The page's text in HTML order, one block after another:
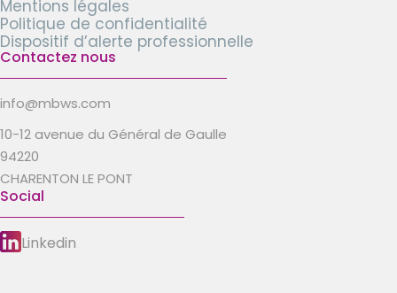
Mentions légales
Politique de confidentialité
Dispositif d’alerte professionnelle
Contactez nous
info@mbws.com
10-12 avenue du Général de Gaulle
94220
CHARENTON LE PONT
Social
Linkedin